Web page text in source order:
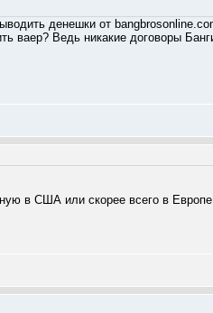
денешки от
ваер? Ведь никакие договоры
в США или скорее всего в